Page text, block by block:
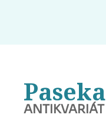
Paseka
ANTIKVARIÁT